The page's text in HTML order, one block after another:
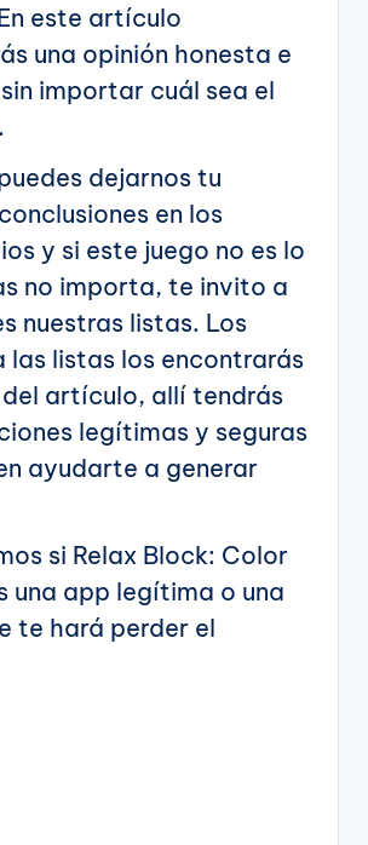
este artículo
una opinión honesta e
importar cuál sea el
dejarnos tu
en los
y si este juego no es lo
no importa, te invito a
nuestras listas. Los
las listas los encontrarás
del artículo, allí tendrás
legítimas y seguras
ayudarte a generar
si Relax Block: Color
una app legítima o una
te hará perder el